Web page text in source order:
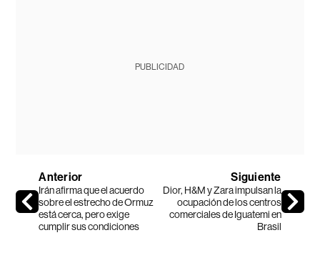
PUBLICIDAD
Anterior
Irán afirma que el acuerdo
sobre el estrecho de Ormuz
está cerca, pero exige
cumplir sus condiciones
Siguiente
Dior, H&M y Zara impulsan la
ocupación de los centros
comerciales de Iguatemi en
Brasil